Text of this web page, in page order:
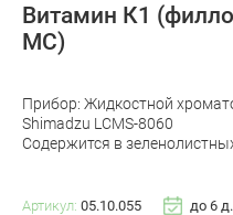
Витамин К1
МС)
Прибор: Жидкостной
Shimadzu LCMS-8060
Содержится в
Артикул: 05.10.055 до 6 д.